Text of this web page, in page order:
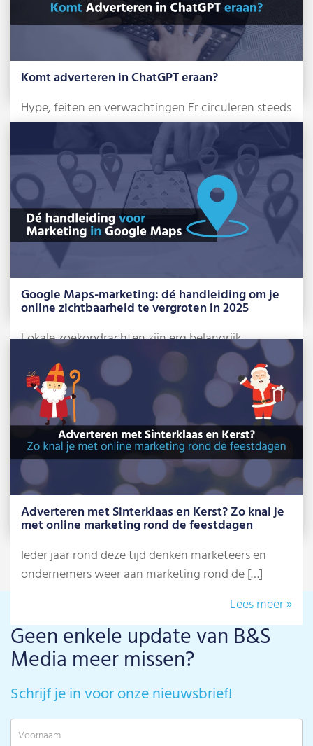
Komt adverteren in ChatGPT eraan?
Hype, feiten en verwachtingen Er circuleren steeds
meer berichten over de komst van advertenties […]
Lees meer »
Google Maps-marketing: dé handleiding om je
online zichtbaarheid te vergroten in 2025
Lokale zoekopdrachten zijn erg belangrijk
geworden voor grote én kleinere bedrijven. Of je
nu […]
Lees meer »
Adverteren met Sinterklaas en Kerst? Zo knal je
met online marketing rond de feestdagen
Ieder jaar rond deze tijd denken marketeers en
ondernemers weer aan marketing rond de […]
Lees meer »
Geen enkele update van B&S
Media meer missen?
Schrijf je in voor onze nieuwsbrief!